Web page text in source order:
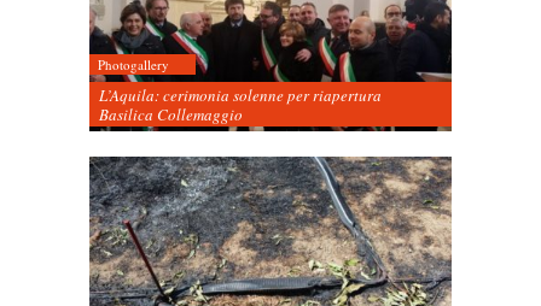
Photogallery
L’Aquila: cerimonia solenne per riapertura
Basilica Collemaggio